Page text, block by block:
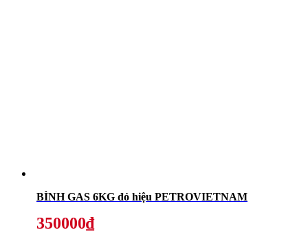
BÌNH GAS 6KG đỏ hiệu PETROVIETNAM
350000₫